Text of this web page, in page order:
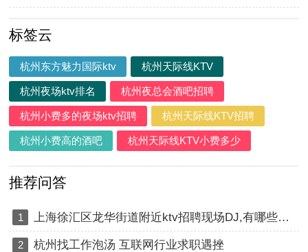
标签云
杭州东方魅力国际ktv 杭州天际线KTV
杭州夜场ktv排名 杭州夜总会酒吧招聘
杭州小费多的夜场ktv招聘 杭州天际线KTV招聘
杭州小费高的酒吧 杭州天际线KTV小费多少
推荐问答
1 上海徐汇区龙华街道附近ktv招聘现场DJ,有哪些工作岗位
2 杭州找工作泡汤 互联网行业求职遇挫